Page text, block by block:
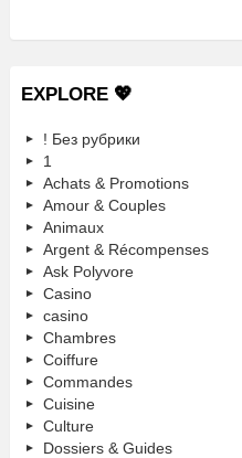
EXPLORE 💖
! Без рубрики
1
Achats & Promotions
Amour & Couples
Animaux
Argent & Récompenses
Ask Polyvore
Casino
casino
Chambres
Coiffure
Commandes
Cuisine
Culture
Dossiers & Guides